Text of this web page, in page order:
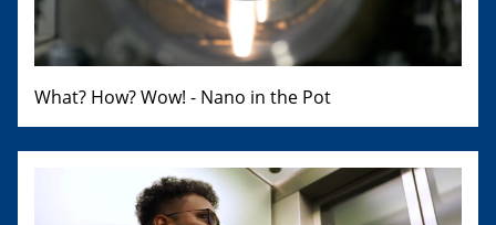
What? How? Wow! - Nano in the Pot